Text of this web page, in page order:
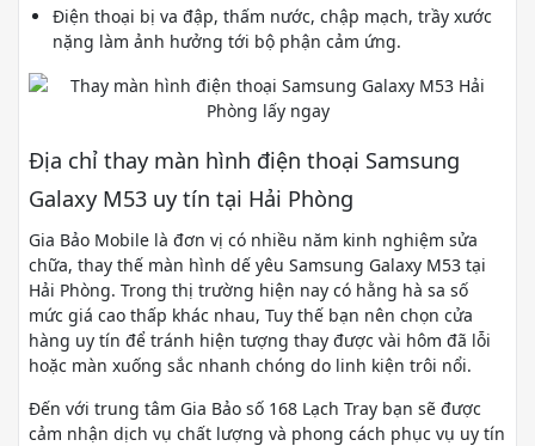
Điện thoại bị va đập, thấm nước, chập mạch, trầy xước
nặng làm ảnh hưởng tới bộ phận cảm ứng.
Địa chỉ thay màn hình điện thoại Samsung
Galaxy M53 uy tín tại Hải Phòng
Gia Bảo Mobile là đơn vị có nhiều năm kinh nghiệm sửa
chữa, thay thế màn hình dế yêu Samsung Galaxy M53 tại
Hải Phòng. Trong thị trường hiện nay có hằng hà sa số
mức giá cao thấp khác nhau, Tuy thế bạn nên chọn cửa
hàng uy tín để tránh hiện tượng thay được vài hôm đã lỗi
hoặc màn xuống sắc nhanh chóng do linh kiện trôi nổi.
Đến với trung tâm Gia Bảo số 168 Lạch Tray bạn sẽ được
cảm nhận dịch vụ chất lượng và phong cách phục vụ uy tín